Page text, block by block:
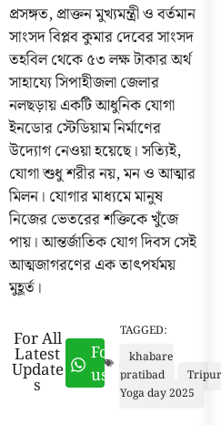
প্রসঙ্গত, প্রাক্তন মুখ্যমন্ত্রী ও বর্তমান
সাংসদ বিপ্লব কুমার দেবের সাংসদ
তহবিল থেকে ৫৩ লক্ষ টাকার অর্থ
সাহায্যে সিপাহীজলা জেলার
নলছড়ায় একটি আধুনিক যোগা
ইনডোর স্টেডিয়াম নির্মাণের
উদ্যোগ নেওয়া হয়েছে। সত্যিই,
যোগা শুধু শরীর নয়, মন ও আত্মার
মিলন। যোগার মাধ্যমে মানুষ
নিজের ভেতরের শক্তিকে খুঁজে
পায়। আন্তর্জাতিক যোগ দিবস সেই
আত্মজাগরণের এক তাৎপর্যময়
মুহূর্ত।
For All
Latest
Update
s
Follow
us
TAGGED:
khabare
pratibad
Yoga day 2025